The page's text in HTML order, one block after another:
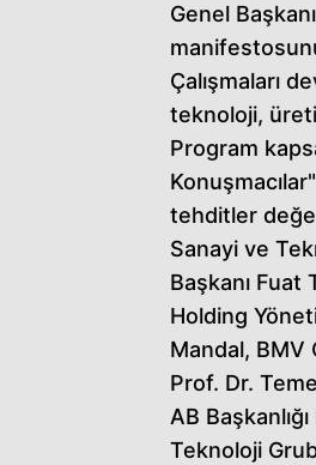
Genel
Çalışmaları
teknoloji,
Program
tehditler
Sanayi ve
Başkanı Fuat
Holding
Mandal, BMV
Prof. Dr.
AB
Teknoloji